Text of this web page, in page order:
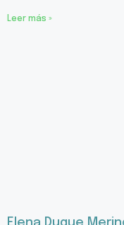
Leer más »